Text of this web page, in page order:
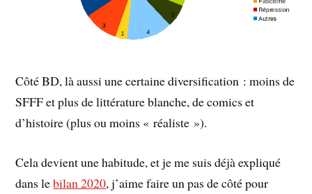
Côté BD, là aussi une certaine diversification : moins de
SFFF et plus de littérature blanche, de comics et
d’histoire (plus ou moins « réaliste »).
Cela devient une habitude, et je me suis déjà expliqué
dans lebilan 2020, j’aime faire un pas de côté pour